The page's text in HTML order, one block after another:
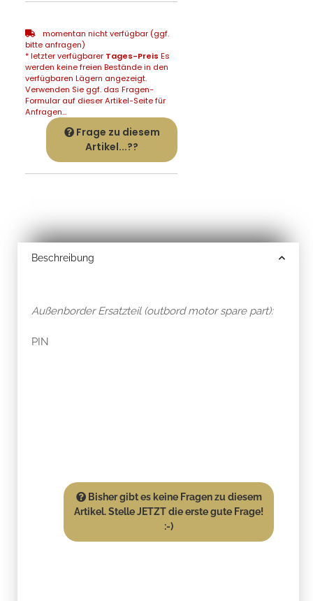
momentan nicht verfügbar (ggf.
bitte anfragen)
* letzter verfügbarer Tages-Preis Es
werden keine freien Bestände in den
verfügbaren Lägern angezeigt.
Verwenden Sie ggf. das Fragen-
Formular auf dieser Artikel-Seite für
Anfragen...
Frage zu diesem
Artikel...??
Beschreibung
Außenborder Ersatzteil (outbord motor spare part):
PIN
Bisher gibt es keine Fragen zu diesem
Artikel. Stelle JETZT die erste gute Frage!
:-)